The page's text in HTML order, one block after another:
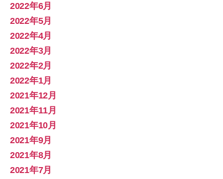
2022年6月
2022年5月
2022年4月
2022年3月
2022年2月
2022年1月
2021年12月
2021年11月
2021年10月
2021年9月
2021年8月
2021年7月